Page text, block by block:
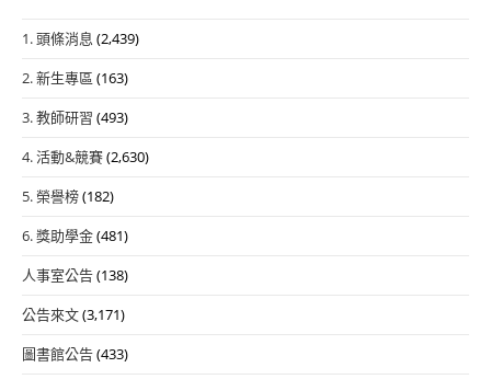
1. 頭條消息 (2,439)
2. 新生專區 (163)
3. 教師研習 (493)
4. 活動&競賽(2,630)
5. 榮譽榜(182)
6. 獎助學金(481)
人事室公告(138)
公告來文(3,171)
圖書館公告(433)